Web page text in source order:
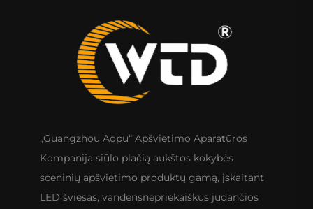
„Guangzhou Aopu“ Apšvietimo Aparatūros
Kompanija siūlo plačią aukštos kokybės
sceninių apšvietimo produktų gamą, įskaitant
LED šviesas, vandensnepriekaiškus judančios